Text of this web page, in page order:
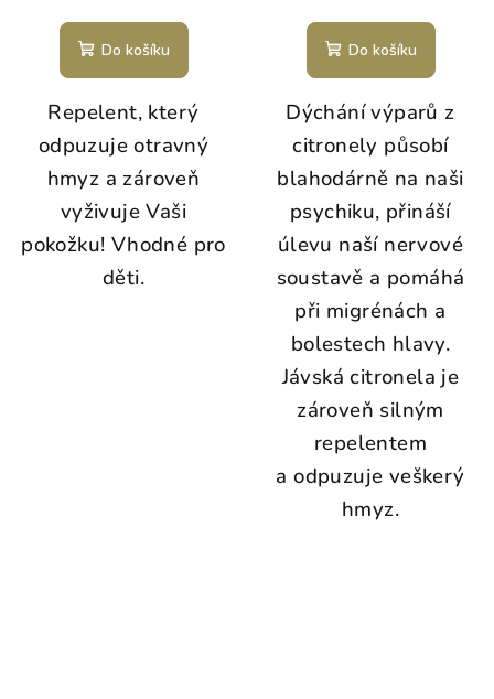
Do košíku
Repelent, který
odpuzuje otravný
hmyz a zároveň
vyživuje Vaši
pokožku! Vhodné pro
děti.
Do košíku
Dýchání výparů z
citronely působí
blahodárně na naši
psychiku, přináší
úlevu naší nervové
soustavě a pomáhá
při migrénách a
bolestech hlavy.
Jávská citronela je
zároveň silným
repelentem
a odpuzuje veškerý
hmyz.